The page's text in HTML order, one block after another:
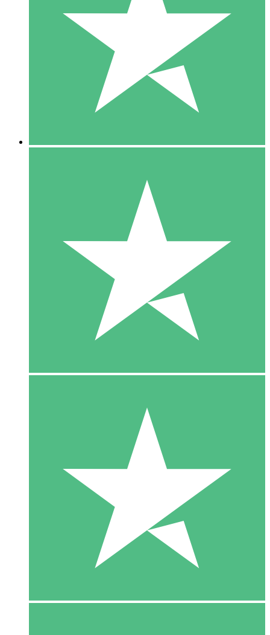
Zahlen Sie nach Bedarf mit Download-Credits. Keine
monatliche Verpflichtung erforderlich.
10 00
10 Downloads
20 00